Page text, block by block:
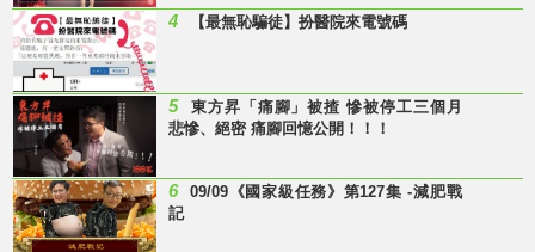
4 【最無恥騙徒】扮醫院來電號碼
5
東方昇「痛腳」被揸 慘被停工三個月
悲慘、絕密 痛腳回憶公開！！！
6
09/09《國家級任務》第127集 -減肥戰
記